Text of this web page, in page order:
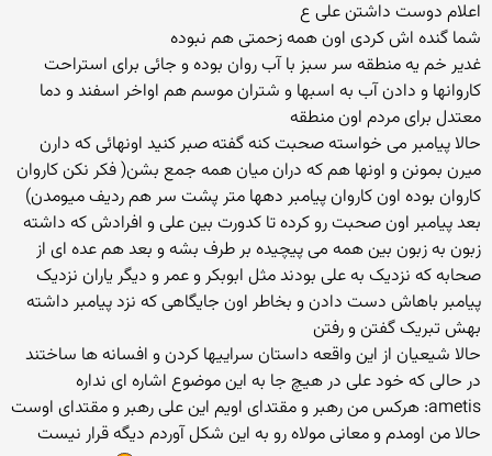
اعلام دوست داشتن علی ع
شما گنده اش کردی اون همه زحمتی هم نبوده
غدیر خم یه منطقه سر سبز با آب روان بوده و جائی برای استراحت
کاروانها و دادن آب به اسبها و شتران موسم هم اواخر اسفند و دما
معتدل برای مردم اون منطقه
حالا پیامبر می خواسته صحبت کنه گفته صبر کنید اونهائی که دارن
میرن بمونن و اونها هم که دران میان همه جمع بشن( فکر نکن کاروان
کاروان بوده اون کاروان پیامبر دهها متر پشت سر هم ردیف میومدن)
بعد پیامبر اون صحبت رو کرده تا کدورت بین علی و افرادش که داشته
زبون به زبون بین همه می پیچیده بر طرف بشه و بعد هم عده ای از
صحابه که نزدیک به علی بودند مثل ابوبکر و عمر و دیگر یاران نزدیک
پیامبر باهاش دست دادن و بخاطر اون جایگاهی که نزد پیامبر داشته
بهش تبریک گفتن و رفتن
حالا شیعیان از این واقعه داستان سراییها کردن و افسانه ها ساختند
در حالی که خود علی در هیچ جا به این موضوع اشاره ای نداره
ametis: هرکس من رهبر و مقتدای اویم این علی رهبر و مقتدای اوست
حالا من اومدم و معانی مولاه رو به این شکل آوردم دیگه قرار نیست